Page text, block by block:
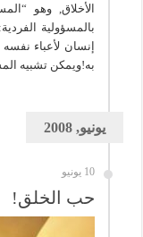
الأخلاق, وهو
بالمسؤولية
إنسان لأعباء
به!ويمكن تشبيه
يونيو, 2008
10 يونيو
حب الخلق!